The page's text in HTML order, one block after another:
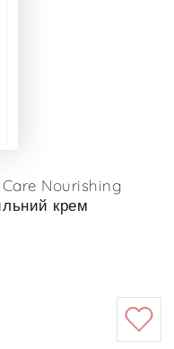
Nourishing
крем